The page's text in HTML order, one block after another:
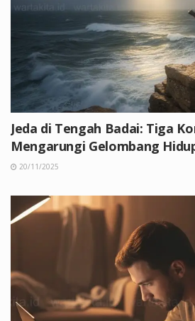
Jeda di Tengah Badai: Tiga
Mengarungi Gelombang
20/11/2025